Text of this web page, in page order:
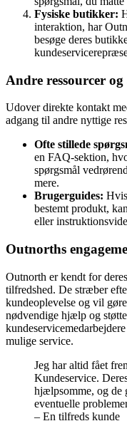
Fysiske butikker:
interaktion, har
besøge deres
Andre ressourcer
Udover direkte kontakt
adgang til andre nyttige
Ofte stillede
en FAQ-sektion,
spørgsmål
mere.
Brugerguides:
bestemt produkt,
eller
Outnorths
Outnorth er kendt for
tilfredshed. De stræber
kundeoplevelse og vil
nødvendige hjælp og
mulige service.
Jeg har altid fået
Kundeservice.
hjælpsomme, og de
eventuelle
– En tilfreds kunde